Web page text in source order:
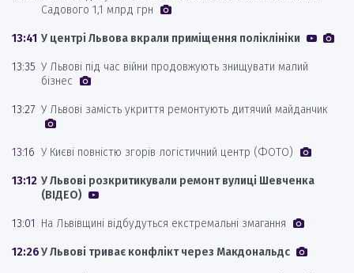
Садового 1,1 млрд грн
13:41 У центрі Львова вкрали приміщення поліклініки
13:35 У Львові під час війни продовжують знищувати малий
бізнес
13:27 У Львові замість укриття ремонтують дитячий майданчик
13:16 У Києві повністю згорів логістичний центр (ФОТО)
13:12 У Львові розкритикували ремонт вулиці Шевченка
(ВІДЕО)
13:01 На Львівщині відбудуться екстремальні змагання
12:26У Львові триває конфлікт через Макдональдс